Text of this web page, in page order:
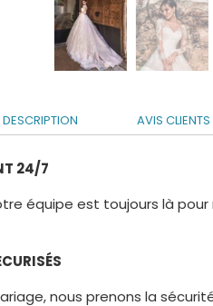
DESCRIPTION AVIS CLIENTS
24/7
équipe est toujours là
nous prenons la